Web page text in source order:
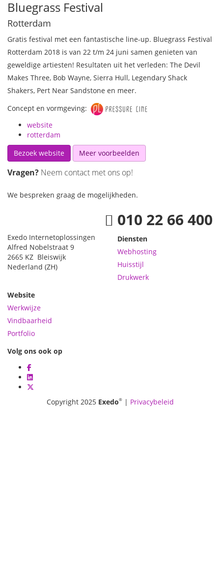
Bluegrass Festival
Rotterdam
Gratis festival met een fantastische line-up. Bluegrass Festival
Rotterdam 2018 is van 22 t/m 24 juni samen genieten van
geweldige artiesten! Resultaten uit het verleden: The Devil
Makes Three, Bob Wayne, Sierra Hull, Legendary Shack
Shakers, Pert Near Sandstone en meer.
Concept en vormgeving:
website
rotterdam
Bezoek website
Meer voorbeelden
Vragen? Neem contact met ons op!
We bespreken graag de mogelijkheden.
010 22 66 400
Exedo Internetoplossingen
Alfred Nobelstraat 9
2665 KZ Bleiswijk
Nederland (ZH)
Diensten
Webhosting
Huisstijl
Drukwerk
Website
Werkwijze
Vindbaarheid
Portfolio
Volg ons ook op
Copyright 2025 Exedo®| Privacybeleid